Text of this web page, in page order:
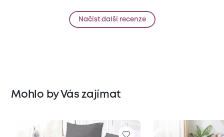
Načíst další recenze
Mohlo by Vás zajímat